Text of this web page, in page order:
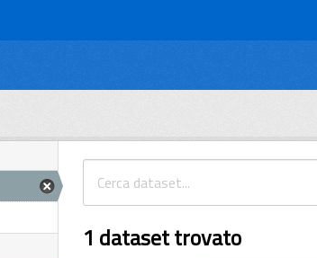
1 dataset trovato